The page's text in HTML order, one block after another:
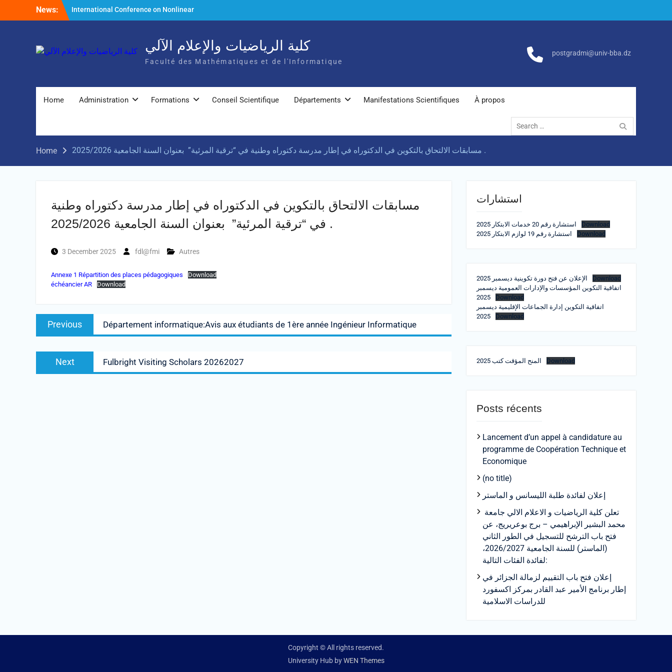
News:
International Conference on Nonlinear
Mathematical Analysis and Its Application
كلية الرياضيات والإعلام الآلي
Faculté des Mathématiques et de l'Informatique
postgradmi@univ-bba.dz
Home Administration Formations Conseil Scientifique Départements Manifestations Scientifiques À propos
Search
for:
Home مسابقات الالتحاق بالتكوين في الدكتوراه في إطار مدرسة دكتوراه وطنية في “ترقية المرئية” بعنوان السنة الجامعية 2025/2026 .
مسابقات الالتحاق بالتكوين في الدكتوراه في إطار مدرسة دكتوراه وطنية
في “ترقية المرئية” بعنوان السنة الجامعية 2025/2026 .
3 December 2025 fdl@fmi Autres
Annexe 1 Répartition des places pédagogiques
Download
échéancier AR
Download
Post
navigation
Previous
Previous
post:
Département informatique:Avis aux étudiants de 1ère année Ingénieur Informatique
Next
Next
post:
Fulbright Visiting Scholars 20262027
استشارات
استشارة رقم 20 خدمات الابتكار 2025
Download
استشارة رقم 19 لوازم الابتكار 2025
Download
الإعلان عن فتح دورة تكوينية ديسمبر 2025
Download
اتفاقية التكوين المؤسسات والإدارات العمومية ديسمبر
2025
Download
اتفاقية التكوين إدارة الجماعات الإقليمية ديسمبر
2025
Download
المنح المؤقت كتب 2025 Download
Posts récents
Lancement d’un appel à candidature au
programme de Coopération Technique et
Economique
(no title)
إعلان لفائدة طلبة الليسانس و الماستر
محمد البشير الإبراهيمي – برج بوعريريج، عن
فتح باب الترشح للتسجيل في الطور الثاني
(الماستر) للسنة الجامعية 2026/2027،
لفائدة الفئات التالية:
إعلان فتح باب التقييم لزمالة الجزائر في
إطار برنامج الأمير عبد القادر بمركز اكسفورد
للدراسات الاسلامية
Copyright © All rights reserved.
University Hub byWEN Themes